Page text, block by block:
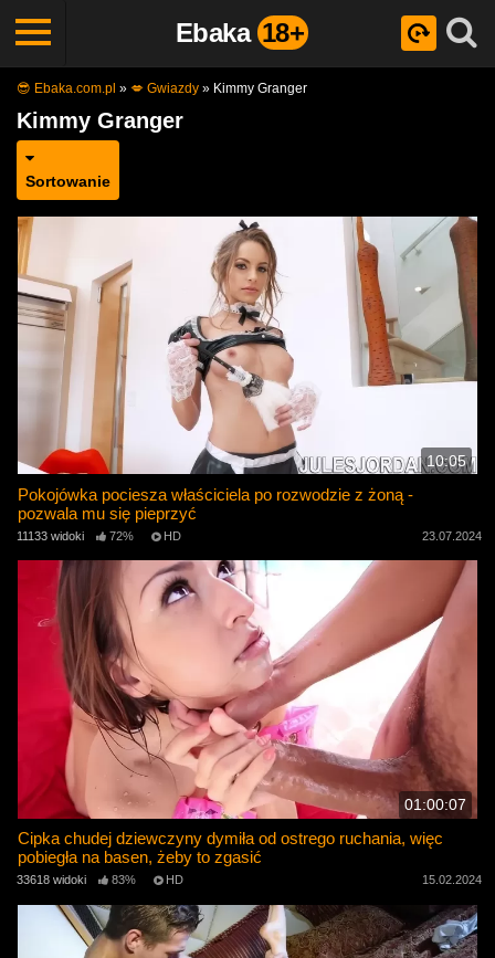
Ebaka 18+
😎 Ebaka.com.pl » 💋 Gwiazdy » Kimmy Granger
Kimmy Granger
Sortowanie
10:05
Pokojówka pociesza właściciela po rozwodzie z żoną -
pozwala mu się pieprzyć
11133 widoki 72% HD 23.07.2024
01:00:07
Cipka chudej dziewczyny dymiła od ostrego ruchania, więc
pobiegła na basen, żeby to zgasić
33618 widoki 83% HD 15.02.2024